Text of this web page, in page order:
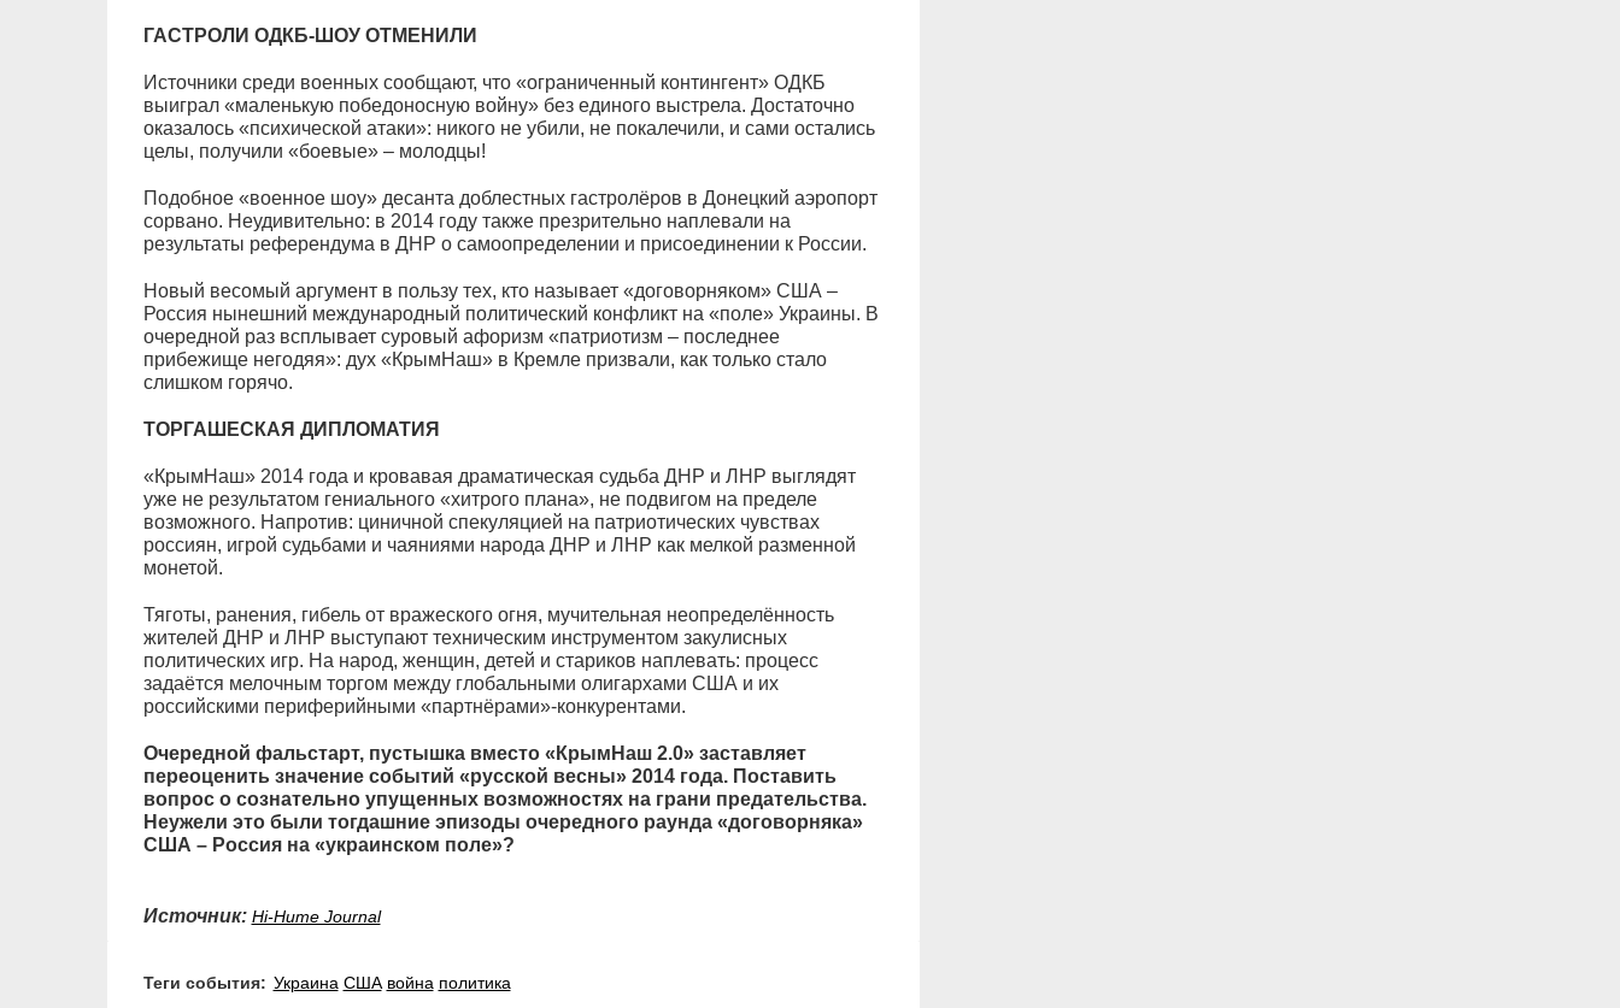
ГАСТРОЛИ ОДКБ-ШОУ ОТМЕНИЛИ
Источники среди военных сообщают, что «ограниченный контингент» ОДКБ
выиграл «маленькую победоносную войну» без единого выстрела. Достаточно
оказалось «психической атаки»: никого не убили, не покалечили, и сами остались
целы, получили «боевые» – молодцы!
Подобное «военное шоу» десанта доблестных гастролёров в Донецкий аэропорт
сорвано. Неудивительно: в 2014 году также презрительно наплевали на
результаты референдума в ДНР о самоопределении и присоединении к России.
Новый весомый аргумент в пользу тех, кто называет «договорняком» США –
Россия нынешний международный политический конфликт на «поле» Украины. В
очередной раз всплывает суровый афоризм «патриотизм – последнее
прибежище негодяя»: дух «КрымНаш» в Кремле призвали, как только стало
слишком горячо.
ТОРГАШЕСКАЯ ДИПЛОМАТИЯ
«КрымНаш» 2014 года и кровавая драматическая судьба ДНР и ЛНР выглядят
уже не результатом гениального «хитрого плана», не подвигом на пределе
возможного. Напротив: циничной спекуляцией на патриотических чувствах
россиян, игрой судьбами и чаяниями народа ДНР и ЛНР как мелкой разменной
монетой.
Тяготы, ранения, гибель от вражеского огня, мучительная неопределённость
жителей ДНР и ЛНР выступают техническим инструментом закулисных
политических игр. На народ, женщин, детей и стариков наплевать: процесс
задаётся мелочным торгом между глобальными олигархами США и их
российскими периферийными «партнёрами»-конкурентами.
Очередной фальстарт, пустышка вместо «КрымНаш 2.0» заставляет
переоценить значение событий «русской весны» 2014 года. Поставить
вопрос о сознательно упущенных возможностях на грани предательства.
Неужели это были тогдашние эпизоды очередного раунда «договорняка»
США – Россия на «украинском поле»?
Источник: Hi-Hume Journal
Теги события: Украина США война политика